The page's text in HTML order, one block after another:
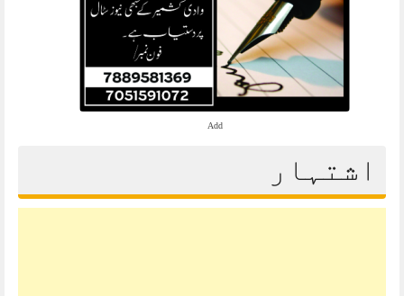
Add
اشتہار